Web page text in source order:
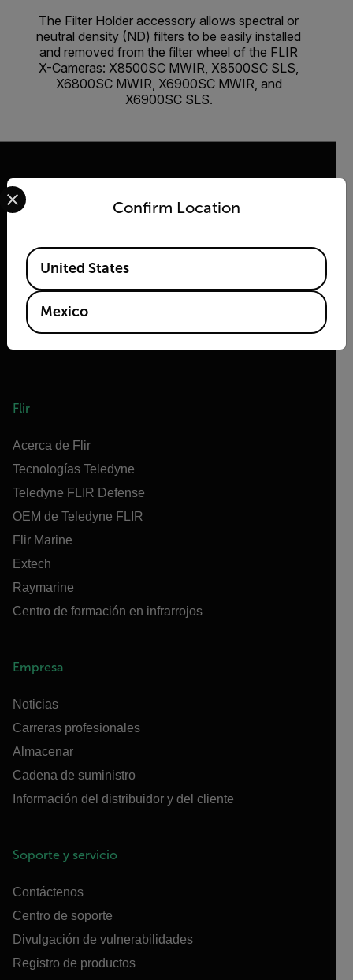
The Filter Holder accessory allows spectral or
neutral density (ND) filters to be easily installed
and removed from the filter wheel of the FLIR
X-Cameras: X8500SC MWIR, X8500SC SLS,
X6800SC MWIR, X6900SC MWIR, and
X6900SC SLS.
Flir
Acerca de Flir
Tecnologías Teledyne
Teledyne FLIR Defense
OEM de Teledyne FLIR
Flir Marine
Extech
Raymarine
Centro de formación en infrarrojos
Empresa
Noticias
Carreras profesionales
Almacenar
Cadena de suministro
Información del distribuidor y del cliente
Soporte y servicio
Contáctenos
Centro de soporte
Divulgación de vulnerabilidades
Registro de productos
Confirm Location
Select your preferred country and language from the
Available Locations
United States
Mexico